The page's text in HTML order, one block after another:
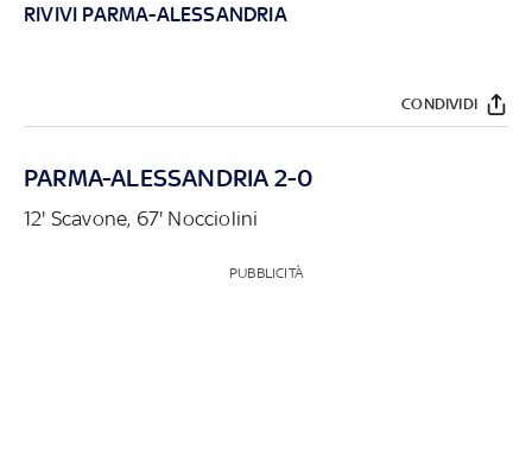
RIVIVI PARMA-ALESSANDRIA
CONDIVIDI
PARMA-ALESSANDRIA 2-0
12' Scavone, 67' Nocciolini
PUBBLICITÀ